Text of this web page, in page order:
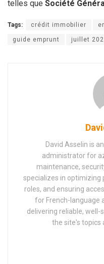
telles que Société
Tags: crédit immobilier
guide emprunt juillet
David Asselin is
administrator for
maintenance,
specializes in
roles, and ensuring
for French-language
delivering reliable,
the site's topics